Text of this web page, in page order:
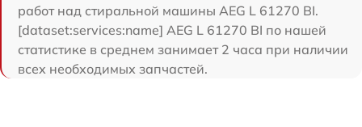
работ над стиральной машины AEG L 61270 BI.
[dataset:services:name] AEG L 61270 BI по нашей
статистике в среднем занимает 2 часа при наличии
всех необходимых запчастей.